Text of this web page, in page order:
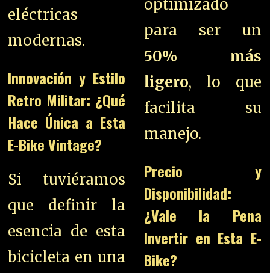
eléctricas
modernas.
Innovación y Estilo
Retro Militar: ¿Qué
Hace Única a Esta
E-Bike Vintage?
Si tuviéramos
que definir la
esencia de esta
bicicleta en una
optimizado
para ser un
50% más
ligero, lo que
facilita su
manejo.
Precio y
Disponibilidad:
¿Vale la Pena
Invertir en Esta E-
Bike?